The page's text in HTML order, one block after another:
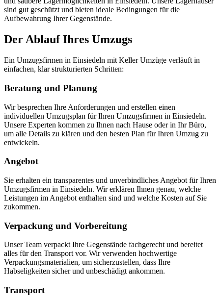
sind gut geschützt und bieten ideale Bedingungen für die
Aufbewahrung Ihrer Gegenstände.
Der Ablauf Ihres Umzugs
Ein Umzugsfirmen in Einsiedeln mit Keller Umzüge verläuft in
einfachen, klar strukturierten Schritten:
Beratung und Planung
Wir besprechen Ihre Anforderungen und erstellen einen
individuellen Umzugsplan für Ihren Umzugsfirmen in Einsiedeln.
Unsere Experten kommen zu Ihnen nach Hause oder in Ihr Büro,
um alle Details zu klären und den besten Plan für Ihren Umzug zu
entwickeln.
Angebot
Sie erhalten ein transparentes und unverbindliches Angebot für Ihren
Umzugsfirmen in Einsiedeln. Wir erklären Ihnen genau, welche
Leistungen im Angebot enthalten sind und welche Kosten auf Sie
zukommen.
Verpackung und Vorbereitung
Unser Team verpackt Ihre Gegenstände fachgerecht und bereitet
alles für den Transport vor. Wir verwenden hochwertige
Verpackungsmaterialien, um sicherzustellen, dass Ihre
Habseligkeiten sicher und unbeschädigt ankommen.
Transport